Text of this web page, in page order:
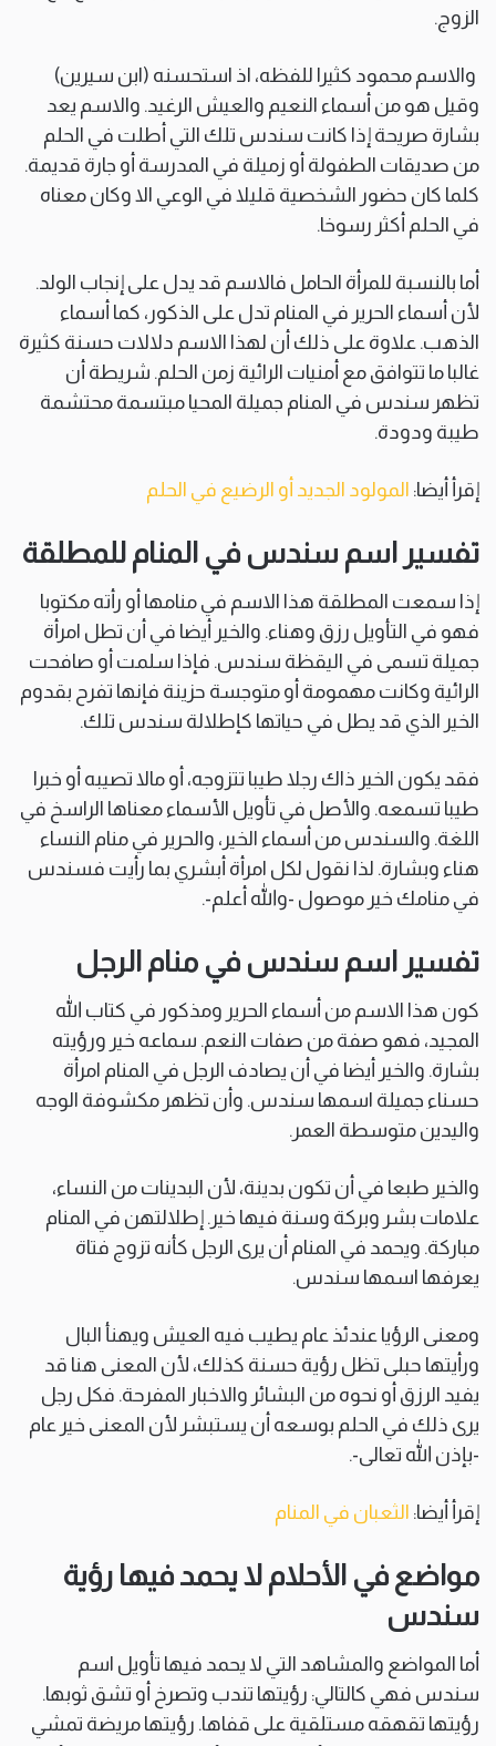
الزوج.
والاسم محمود كثيرا للفظه، اذ استحسنه (ابن سيرين)
وقيل هو من أسماء النعيم والعيش الرغيد. والاسم يعد
بشارة صريحة إذا كانت سندس تلك التي أطلت في الحلم
من صديقات الطفولة أو زميلة في المدرسة أو جارة قديمة.
كلما كان حضور الشخصية قليلا في الوعي الا وكان معناه
في الحلم أكثر رسوخا.
أما بالنسبة للمرأة الحامل فالاسم قد يدل على إنجاب الولد.
لأن أسماء الحرير في المنام تدل على الذكور، كما أسماء
الذهب. علاوة على ذلك أن لهذا الاسم دلالات حسنة كثيرة
غالبا ما تتوافق مع أمنيات الرائية زمن الحلم. شريطة أن
تظهر سندس في المنام جميلة المحيا مبتسمة محتشمة
طيبة ودودة.
إقرأ أيضا: المولود الجديد أو الرضيع في الحلم
تفسير اسم سندس في المنام للمطلقة
إذا سمعت المطلقة هذا الاسم في منامها أو رأته مكتوبا
فهو في التأويل رزق وهناء. والخير أيضا في أن تطل امرأة
جميلة تسمى في اليقظة سندس. فإذا سلمت أو صافحت
الرائية وكانت مهمومة أو متوجسة حزينة فإنها تفرح بقدوم
الخير الذي قد يطل في حياتها كإطلالة سندس تلك.
فقد يكون الخير ذاك رجلا طيبا تتزوجه، أو مالا تصيبه أو خبرا
طيبا تسمعه. والأصل في تأويل الأسماء معناها الراسخ في
اللغة. والسندس من أسماء الخير، والحرير في منام النساء
هناء وبشارة. لذا نقول لكل امرأة أبشري بما رأيت فسندس
في منامك خير موصول -والله أعلم-.
تفسير اسم سندس في منام الرجل
كون هذا الاسم من أسماء الحرير ومذكور في كتاب الله
المجيد، فهو صفة من صفات النعم. سماعه خير ورؤيته
بشارة. والخير أيضا في أن يصادف الرجل في المنام امرأة
حسناء جميلة اسمها سندس. وأن تظهر مكشوفة الوجه
واليدين متوسطة العمر.
والخير طبعا في أن تكون بدينة، لأن البدينات من النساء،
علامات بشر وبركة وسنة فيها خير. إطلالتهن في المنام
مباركة. ويحمد في المنام أن يرى الرجل كأنه تزوج فتاة
يعرفها اسمها سندس.
ومعنى الرؤيا عندئذ عام يطيب فيه العيش ويهنأ البال
ورأيتها حبلى تظل رؤية حسنة كذلك، لأن المعنى هنا قد
يفيد الرزق أو نحوه من البشائر والاخبار المفرحة. فكل رجل
يرى ذلك في الحلم بوسعه أن يستبشر لأن المعنى خير عام
-بإذن الله تعالى-.
إقرأ أيضا: الثعبان في المنام
مواضع في الأحلام لا يحمد فيها رؤية
سندس
أما المواضع والمشاهد التي لا يحمد فيها تأويل اسم
سندس فهي كالتالي: رؤيتها تندب وتصرخ أو تشق ثوبها.
رؤيتها تقهقه مستلقية على قفاها. رؤيتها مريضة تمشي